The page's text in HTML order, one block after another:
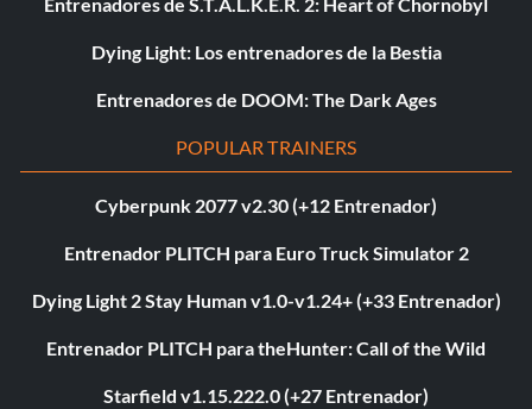
Dying Light: Los entrenadores de la Bestia
Entrenadores de DOOM: The Dark Ages
POPULAR TRAINERS
Cyberpunk 2077 v2.30 (+12 Entrenador)
Entrenador PLITCH para Euro Truck Simulator 2
Dying Light 2 Stay Human v1.0-v1.24+ (+33 Entrenador)
Entrenador PLITCH para theHunter: Call of the Wild
Starfield v1.15.222.0 (+27 Entrenador)